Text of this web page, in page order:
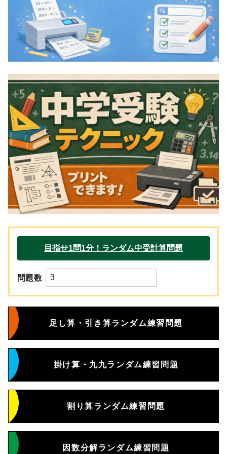
問題数
足し算・引き算ランダム練習問題
掛け算・九九ランダム練習問題
割り算ランダム練習問題
因数分解ランダム練習問題